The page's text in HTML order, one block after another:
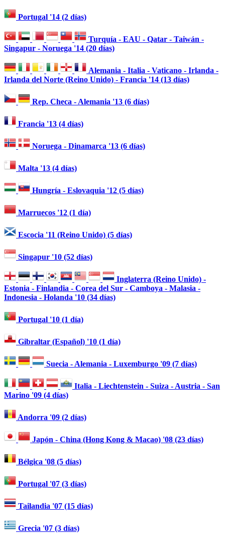
Portugal '14 (2 días)
Turquía - EAU - Qatar - Taiwán -
Singapur - Noruega '14 (20 días)
Alemania - Italia - Vaticano - Irlanda -
Irlanda del Norte (Reino Unido) - Francia '14 (13 días)
Rep. Checa - Alemania '13 (6 días)
Francia '13 (4 días)
Noruega - Dinamarca '13 (6 días)
Malta '13 (4 días)
Hungría - Eslovaquia '12 (5 días)
Marruecos '12 (1 día)
Escocia '11 (Reino Unido) (5 días)
Singapur '10 (52 días)
Inglaterra (Reino Unido) -
Estonia - Finlandia - Corea del Sur - Camboya - Malasia -
Indonesia - Holanda '10 (34 días)
Portugal '10 (1 día)
Gibraltar (Español) '10 (1 día)
Suecia - Alemania - Luxemburgo '09 (7 días)
Italia - Liechtenstein - Suiza - Austria - San
Marino '09 (4 días)
Andorra '09 (2 días)
Japón - China (Hong Kong & Macao) '08 (23 días)
Bélgica '08 (5 días)
Portugal '07 (3 días)
Tailandia '07 (15 días)
Grecia '07 (3 días)